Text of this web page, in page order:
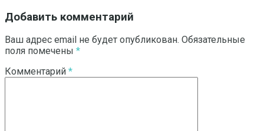
Добавить комментарий
Ваш адрес email не будет опубликован. Обязательные
поля помечены *
Комментарий *